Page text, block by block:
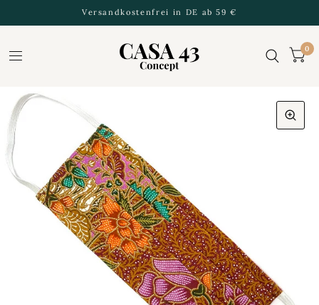
Versandkostenfrei in DE ab 59 €
0